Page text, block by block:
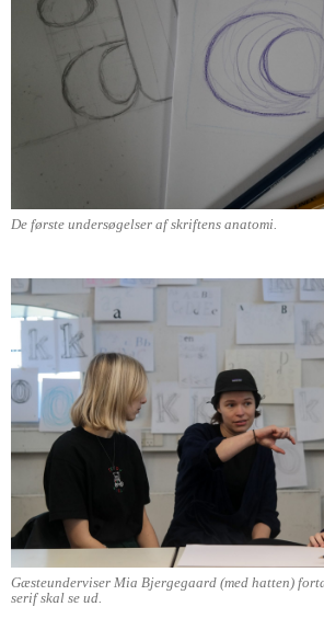
De første undersøgelser af skriftens anatomi.
Gæsteunderviser Mia Bjergegaard (med hatten)
serif skal se ud.